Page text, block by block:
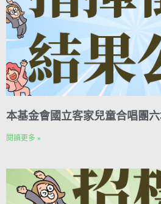
本基金會國立客家兒童合唱團
閱讀更多 »